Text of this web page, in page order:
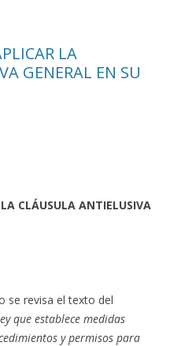
LA
GENERAL EN SU
CLÁUSULA ANTIELUSIVA
se revisa el texto del
que establece medidas
y permisos para